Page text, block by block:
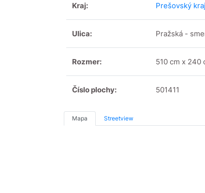
Kraj: Prešovský kraj
Ulica: Pražská -
Rozmer: 510 cm x 240
Číslo plochy: 501411
Mapa Streetview